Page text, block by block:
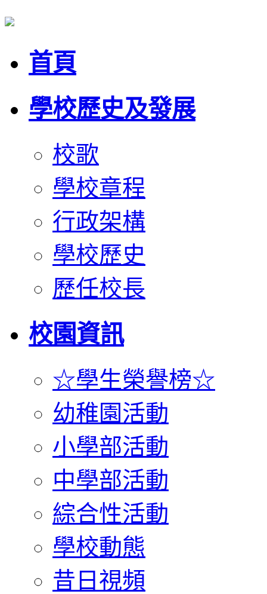
首頁
學校歷史及發展
校歌
學校章程
行政架構
學校歷史
歷任校長
校園資訊
☆學生榮譽榜☆
幼稚園活動
小學部活動
中學部活動
綜合性活動
學校動態
昔日視頻